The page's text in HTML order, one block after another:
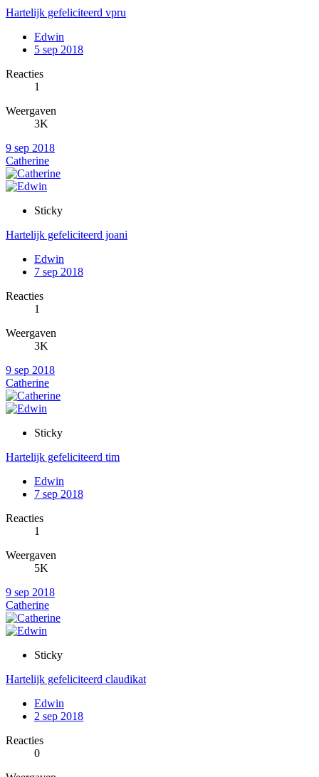
Hartelijk gefeliciteerd vpru
Edwin
5 sep 2018
Reacties
1
Weergaven
3K
9 sep 2018
Catherine
Sticky
Hartelijk gefeliciteerd joani
Edwin
7 sep 2018
Reacties
1
Weergaven
3K
9 sep 2018
Catherine
Sticky
Hartelijk gefeliciteerd tim
Edwin
7 sep 2018
Reacties
1
Weergaven
5K
9 sep 2018
Catherine
Sticky
Hartelijk gefeliciteerd claudikat
Edwin
2 sep 2018
Reacties
0